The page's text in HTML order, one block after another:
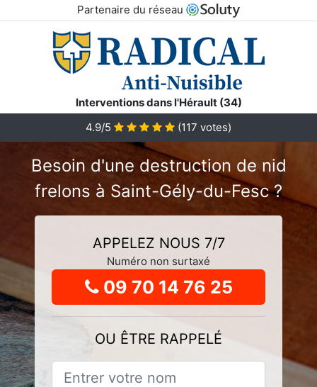
Partenaire du réseau
Interventions dans l'Hérault (34)
4.9/5 (117 votes)
Besoin d'une destruction de nid
frelons à Saint-Gély-du-Fesc ?
APPELEZ NOUS 7/7
Numéro non surtaxé
09 70 14 76 25
OU ÊTRE RAPPELÉ